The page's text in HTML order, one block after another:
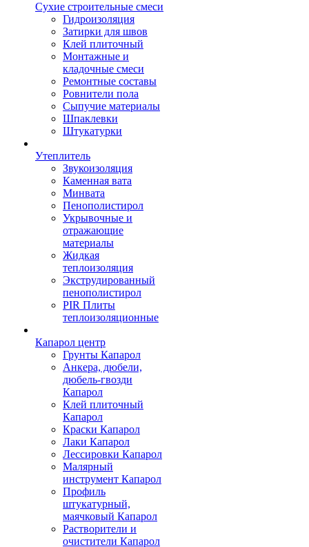
Сухие строительные смеси
Гидроизоляция
Затирки для швов
Клей плиточный
Монтажные и
кладочные смеси
Ремонтные составы
Ровнители пола
Сыпучие материалы
Шпаклевки
Штукатурки
Утеплитель
Звукоизоляция
Каменная вата
Минвата
Пенополистирол
Укрывочные и
отражающие
материалы
Жидкая
теплоизоляция
Экструдированный
пенополистирол
PIR Плиты
теплоизоляционные
Капарол центр
Грунты Капарол
Анкера, дюбели,
дюбель-гвозди
Капарол
Клей плиточный
Капарол
Краски Капарол
Лаки Капарол
Лессировки Капарол
Малярный
инструмент Капарол
Профиль
штукатурный,
маячковый Капарол
Растворители и
очистители Капарол